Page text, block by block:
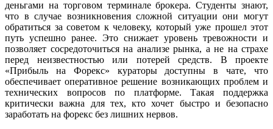
деньгами на торговом терминале брокера. Студенты знают,
что в случае возникновения сложной ситуации они могут
обратиться за советом к человеку, который уже прошел этот
путь успешно ранее. Это снижает уровень тревожности и
позволяет сосредоточиться на анализе рынка, а не на страхе
перед неизвестностью или потерей средств. В проекте
«Прибыль на Форекс» кураторы доступны в чате, что
обеспечивает оперативное решение возникающих проблем и
технических вопросов по платформе. Такая поддержка
критически важна для тех, кто хочет быстро и безопасно
заработать на форекс без лишних нервов.